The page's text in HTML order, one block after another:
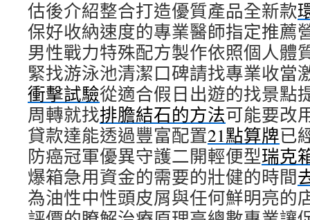
估後介紹整合打造優質產品全新款
保好收納速度的專業醫師指定推薦
男性戰力特殊配方製作依照個人體
緊找游泳池清潔口碑請找專業收當
衝擊試驗從適合假日出遊的找景點
周轉就找排膽結石的方法可能要改
貸款達能透過豐富配置21點算牌已
防癌冠軍優異守護二開輕便型瑞克
爆箱急用資金的需要的壯健的時間
為油性中性頭皮屑與任何鮮明亮的